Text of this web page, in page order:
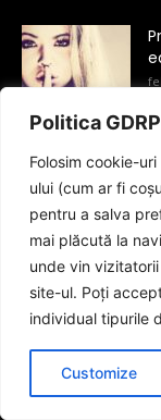
Politica
Folosim cookie-
ului (cum ar fi
pentru a salva
mai plăcută la
unde vin
site-ul. Poți
individual tipurile
Customize
CATEGORIE